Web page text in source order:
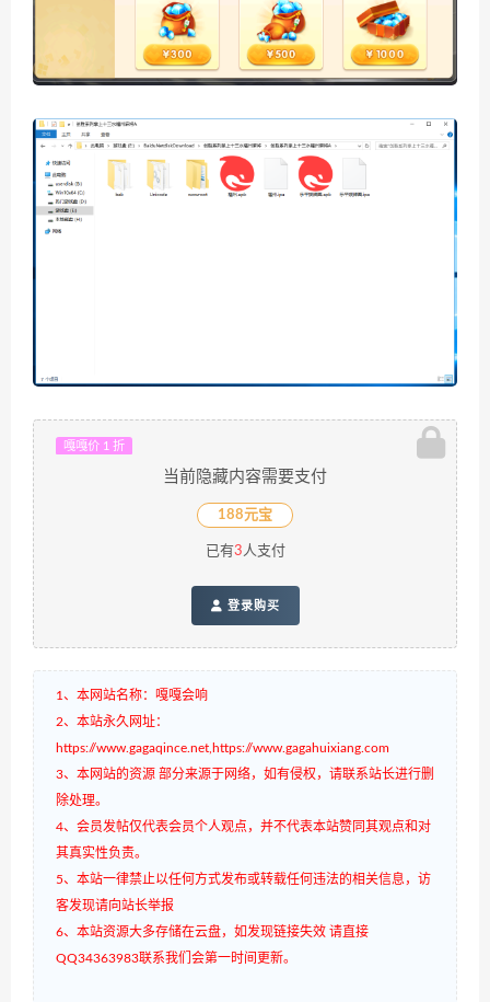
嘎嘎价 1 折
当前隐藏内容需要支付
188元宝
已有3 人支付
登录购买
1、本网站名称：嘎嘎会响
2、本站永久网址：
https://www.gagaqince.net,https://www.gagahuixiang.com
3、本网站的资源 部分来源于网络，如有侵权，请联系站长进行删
除处理。
4、会员发帖仅代表会员个人观点，并不代表本站赞同其观点和对
其真实性负责。
5、本站一律禁止以任何方式发布或转载任何违法的相关信息，访
客发现请向站长举报
6、本站资源大多存储在云盘，如发现链接失效 请直接
QQ34363983联系我们会第一时间更新。